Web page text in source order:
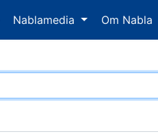
Nablamedia Om Nabla